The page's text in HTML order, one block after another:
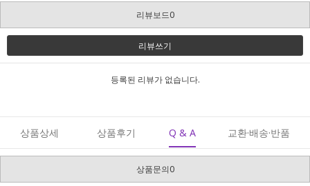
리뷰보드0
리뷰쓰기
등록된 리뷰가 없습니다.
상품상세 상품후기 Q & A 교환·배송·반품
상품문의0